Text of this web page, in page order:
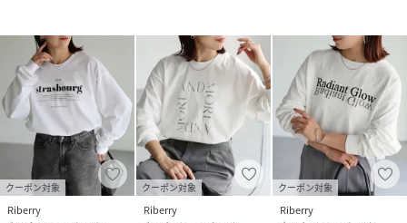
生地の厚さ：厚い〇〇●〇〇薄い
裏地：なし
伸縮性：ややあり
※この素材は摩擦(特に湿った状態での摩擦)や雨、汗でぬれ
た際には他の衣料等に色が移ることがございますのでご注意
ください。
※洗濯の際は、他の物と一緒に洗わないでください。
クーポン対象
Riberry
クーポン対象
Riberry
クーポン対象
Riberry